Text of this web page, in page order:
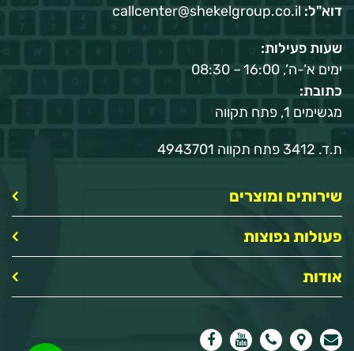
דוא"ל: callcenter@shekelgroup.co.il
שעות פעילות:
ימים א‘-ה‘, 16:00 – 08:30
כתובת:
מגשימים 1, פתח תקווה
ת.ד. 3412 פתח תקווה 4943701
שירותים ומוצרים
פעולות נפוצות
אודות